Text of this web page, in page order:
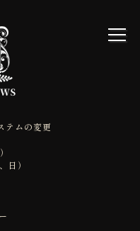
テムの変更
日）